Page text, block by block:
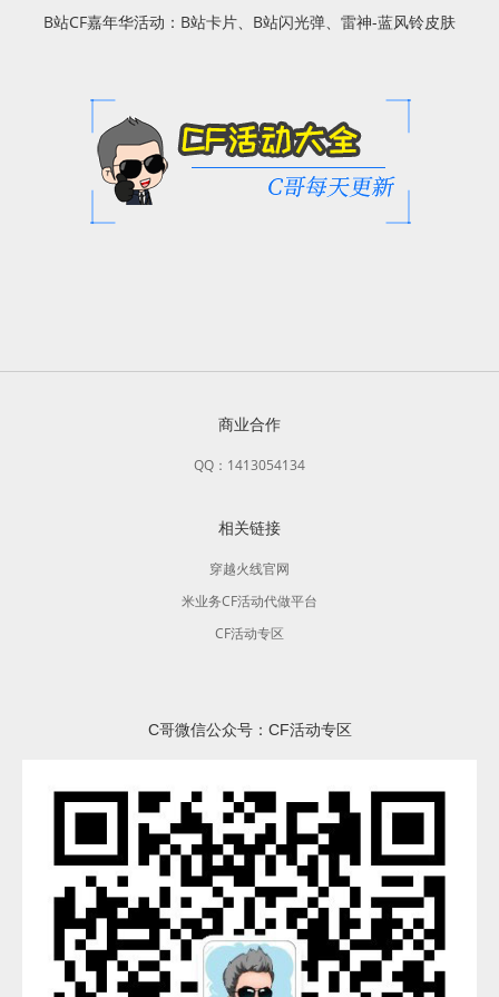
B站CF嘉年华活动：B站卡片、B站闪光弹、雷神-蓝风铃皮肤
商业合作
QQ：1413054134
相关链接
穿越火线官网
米业务CF活动代做平台
CF活动专区
C哥微信公众号：CF活动专区